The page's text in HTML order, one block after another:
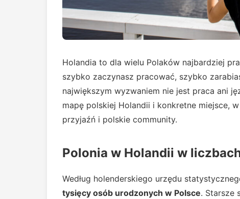
Holandia to dla wielu Polaków najbardziej
szybko zaczynasz pracować, szybko
największym wyzwaniem nie jest praca ani
mapę polskiej Holandii i konkretne miejsce,
przyjaźń i polskie community.
Polonia w Holandii w
Według holenderskiego urzędu
tysięcy osób urodzonych w Polsce. Starsze